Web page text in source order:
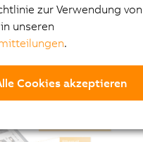
zur Verwendung von
unseren
.
Cookies akzeptieren